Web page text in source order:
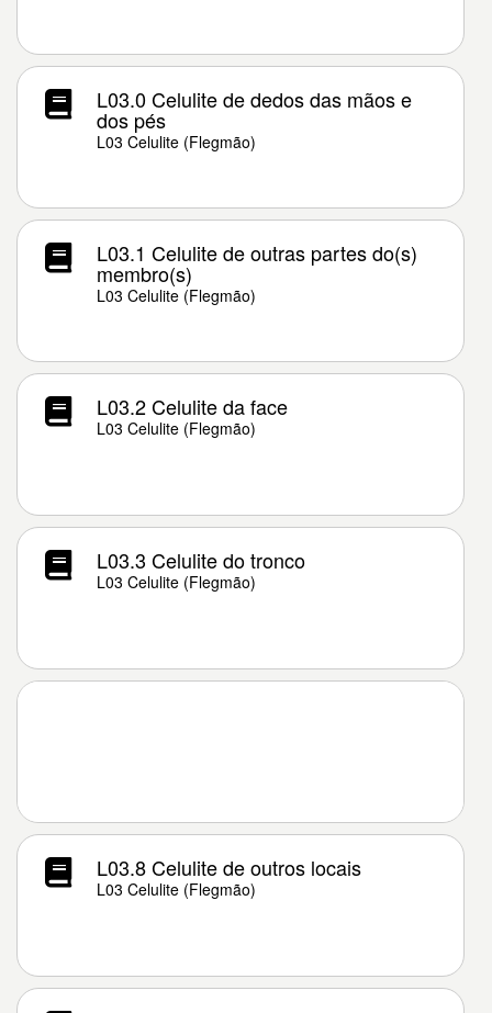
L03.0 Celulite de dedos das mãos e
dos pés
L03 Celulite (Flegmão)
L03.1 Celulite de outras partes do(s)
membro(s)
L03 Celulite (Flegmão)
L03.2 Celulite da face
L03 Celulite (Flegmão)
L03.3 Celulite do tronco
L03 Celulite (Flegmão)
L03.8 Celulite de outros locais
L03 Celulite (Flegmão)